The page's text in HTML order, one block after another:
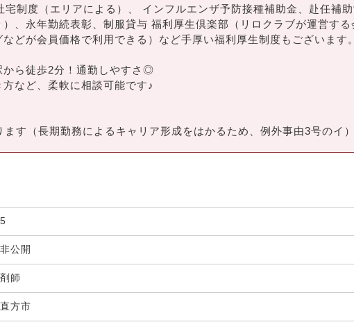
宅制度（エリアによる）、 インフルエンザ予防接種補助金、赴任補
、永年勤続表彰、制服貸与 福利厚生倶楽部（リロクラブが運営す
どが会員価格で利用できる）など手厚い福利厚生制度もございます。
から徒歩2分！通勤しやすさ◎
など、柔軟に相談可能です♪
す（長期勤務によるキャリア形成をはかるため、例外事由3号のイ
公開
師
方市